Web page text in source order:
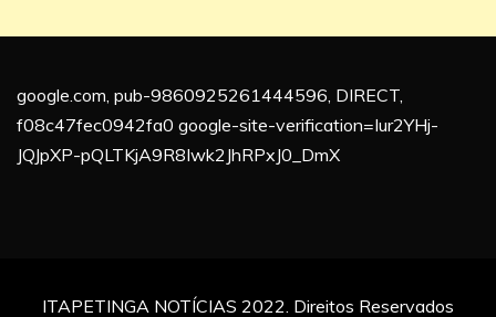
google.com, pub-9860925261444596, DIRECT,
f08c47fec0942fa0 google-site-verification=Iur2YHj-
JQJpXP-pQLTKjA9R8Iwk2JhRPxJ0_DmX
ITAPETINGA NOTÍCIAS 2022. Direitos Reservados